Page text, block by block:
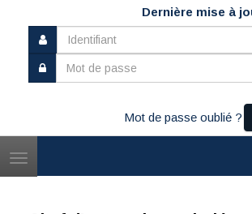
Dernière mise à
Mot de passe oublié ?
Toggle